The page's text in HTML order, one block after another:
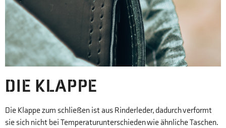
DIE KLAPPE
Die Klappe zum schließen ist aus Rinderleder, dadurch verformt
sie sich nicht bei Temperaturunterschieden wie ähnliche Taschen.